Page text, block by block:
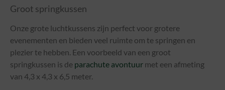
Groot springkussen
Onze grote luchtkussens zijn perfect voor grotere
evenementen en bieden veel ruimte om te springen en
plezier te hebben. Een voorbeeld van een groot
springkussen is de parachute avontuur met een afmeting
van 4,3 x 4,3 x 6,5 meter.